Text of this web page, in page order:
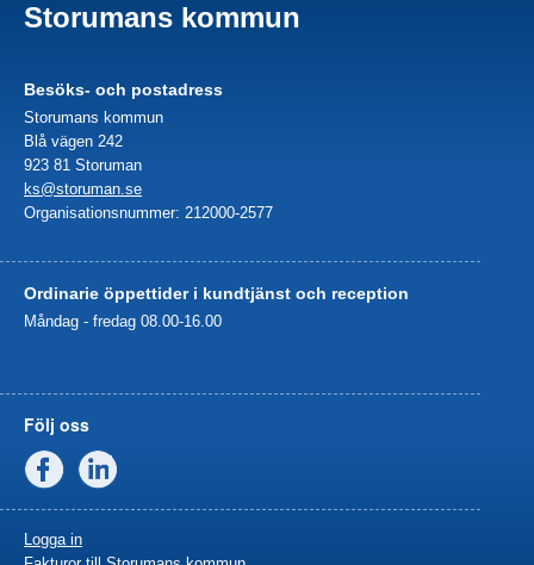
Storumans kommun
Besöks- och postadress
Storumans kommun
Blå vägen 242
923 81 Storuman
ks@storuman.se
Organisationsnummer: 212000-2577
Ordinarie öppettider i kundtjänst och reception
Måndag - fredag 08.00-16.00
Följ oss
Facebook
Logga in